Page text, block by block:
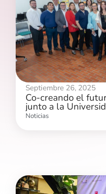
Septiembre 26, 2025
Co-creando el
junto a la
Noticias